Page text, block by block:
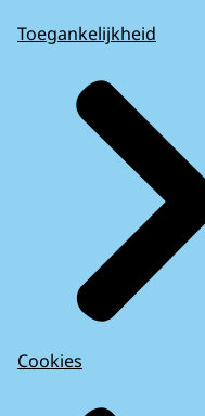
Toegankelijkheid
Cookies